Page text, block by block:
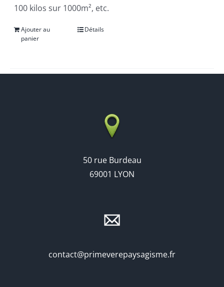
100 kilos sur 1000m², etc.
Ajouter au
panier
Détails
50 rue Burdeau
69001 LYON
contact@primeverepaysagisme.fr